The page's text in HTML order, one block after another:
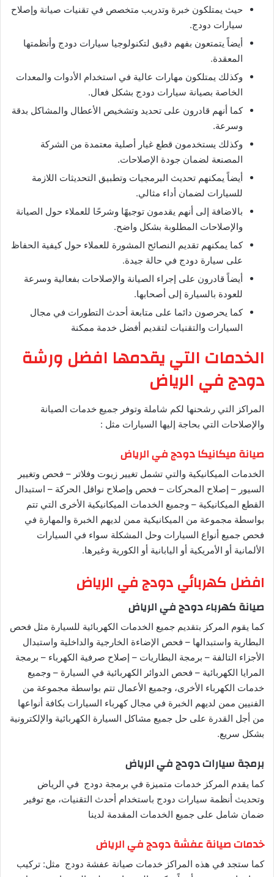
حيث يمتلكون خبرة وتدريب متخصص في تقنيات صيانة وإصلاح
سيارات دودج.
أيضاً يتمتعون بفهم دقيق لتكنولوجيا سيارات دودج وأنظمتها
المعقدة.
وكذلك يمتلكون مهارات عالية في استخدام الأدوات والمعدات
الخاصة بصيانة سيارات دودج بشكل فعال.
كما أنهم قادرون على تحديد وتشخيص الأعطال والمشاكل بدقة
وسرعة.
وكذلك يستخدمون قطع غيار أصلية معتمدة من الشركة
المصنعة لضمان جودة الإصلاحات.
أيضاً يمكنهم تحديث البرمجيات وتطبيق التحديثات اللازمة
للسيارات لضمان أداء مثالي.
بالاضافة إلى أنهم يقدمون توجيهًا وشرحًا للعملاء حول الصيانة
والإصلاحات المطلوبة بشكل واضح.
كما يمكنهم تقديم النصائح المشورة للعملاء حول كيفية الحفاظ
على سيارة دودج في حالة جيدة.
أيضاً قادرون على إجراء الصيانة والإصلاحات بفعالية وسرعة
للعودة بالسيارة إلى أصحابها.
كما يحرصون دائما على متابعة أحدث التطورات في مجال
السيارات والتقنيات لتقديم أفضل خدمة ممكنة
الخدمات التي يقدمها افضل ورشة
دودج في الرياض
المراكز التي رشحنها لكم شاملة وتوفر جميع خدمات الصيانة
والإصلاحات التي بحاجة إليها السيارات مثل :
صيانة ميكانيكا دودج في الرياض
الخدمات الميكانيكية والتي تشمل تغيير زيوت وفلاتر – فحص وتغيير
السيور – إصلاح المحركات – فحص وإصلاح نواقل الحركة – استبدال
القطع الميكانيكية – وجميع الخدمات الميكانيكية الأخرى التي تتم
بواسطة مجموعة من الميكانيكية ممن لديهم الخبرة والمهارة في
فحص جميع أنواع السيارات وحل المشكلة سواء في السيارات
الألمانية أو الأمريكية أو اليابانية أو الكورية وغيرها.
افضل كهربائي دودج في الرياض
صيانة كهرباء دودج في الرياض
كما يقوم المركز بتقديم جميع الخدمات الكهربائية للسيارة مثل فحص
البطارية واستبدالها – فحص الإضاءة الخارجية والداخلية واستبدال
الأجزاء التالفة – برمجة البطاريات – إصلاح صرفية الكهرباء – برمجة
المرايا الكهربائية – فحص الدوائر الكهربائية في السيارة – وجميع
خدمات الكهرباء الأخرى، وجميع الأعمال تتم بواسطة مجموعة من
الفنيين ممن لديهم الخبرة في مجال كهرباء السيارات بكافة أنواعها
من أجل القدرة على حل جميع مشاكل السيارة الكهربائية والإلكترونية
بشكل سريع.
برمجة سيارات دودج في الرياض
كما يقدم المركز خدمات متميزة في برمجة دودج في الرياض
وتحديث أنظمة سيارات دودج باستخدام أحدث التقنيات، مع توفير
ضمان شامل على جميع الخدمات المقدمة لدينا
خدمات صيانة عفشة دودج في الرياض
كما ستجد في هذه المراكز خدمات صيانة عفشة دودج مثل: تركيب